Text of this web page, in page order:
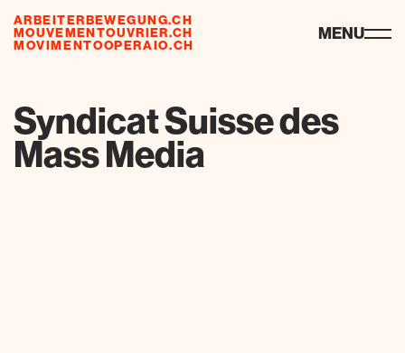
ARBEITERBEWEGUNG.CH
MOUVEMENTOUVRIER.CH
MOVIMENTOOPERAIO.CH
ressourcen MENU
Syndicat Suisse des
Mass Media